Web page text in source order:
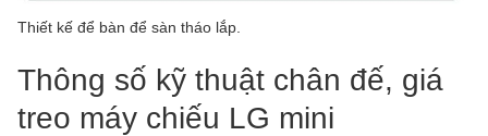
Thiết kế để bàn để sàn tháo lắp.
Thông số kỹ thuật chân đế, giá
treo máy chiếu LG mini